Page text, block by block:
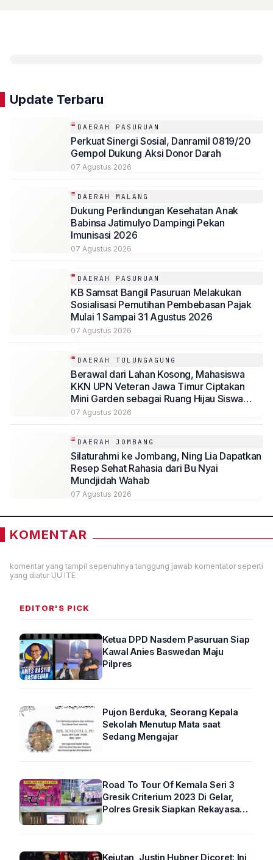
Update Terbaru
DAERAH PASURUAN
Perkuat Sinergi Sosial, Danramil 0819/20
Gempol Dukung Aksi Donor Darah
07 Agustus 2026
DAERAH MALANG
Dukung Perlindungan Kesehatan Anak
Babinsa Jatimulyo Dampingi Pekan
Imunisasi 2026
07 Agustus 2026
DAERAH PASURUAN
KB Samsat Bangil Pasuruan Melakukan
Sosialisasi Pemutihan Pembebasan Pajak
Mulai 1 Sampai 31 Agustus 2026
07 Agustus 2026
DAERAH TULUNGAGUNG
Berawal dari Lahan Kosong, Mahasiswa
KKN UPN Veteran Jawa Timur Ciptakan
Mini Garden sebagai Ruang Hijau Siswa
SMP Al-Azhaar Tulungagung
07 Agustus 2026
DAERAH JOMBANG
Silaturahmi ke Jombang, Ning Lia Dapatkan
Resep Sehat Rahasia dari Bu Nyai
Mundjidah Wahab
07 Agustus 2026
KOMENTAR
komentar yang tampil sepenuhnya tanggung jawab komentator seperti
yang diatur UU ITE
EDITOR'S PICK
Ketua DPD Nasdem Pasuruan Siap
Kawal Anies Baswedan Maju
Pilpres
Pujon Berduka, Seorang Kepala
Sekolah Menutup Mata saat
Sedang Mengajar
Road To Tour Of Kemala Seri 3
Gresik Criterium 2023 Di Gelar,
Polres Gresik Siapkan Rekayasa
Kejutan, Justin Hubner Dicoret: Ini